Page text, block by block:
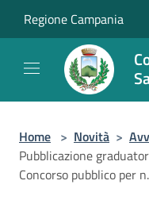
Regione Campania
Home > Novità >
Pubblicazione
Concorso pubblico per